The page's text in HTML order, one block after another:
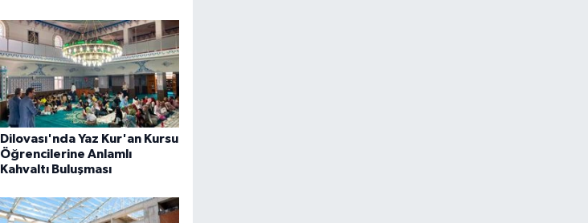
Dilovası'nda Yaz Kur'an Kursu
Öğrencilerine Anlamlı
Kahvaltı Buluşması